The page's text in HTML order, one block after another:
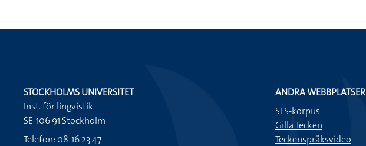
STOCKHOLMS UNIVERSITET
Inst. för lingvistik
SE-106 91 Stockholm
Telefon: 08-16 23 47
ANDRA WEBBPLATSER
STS-korpus
Gilla Tecken
Teckenspråksvideo